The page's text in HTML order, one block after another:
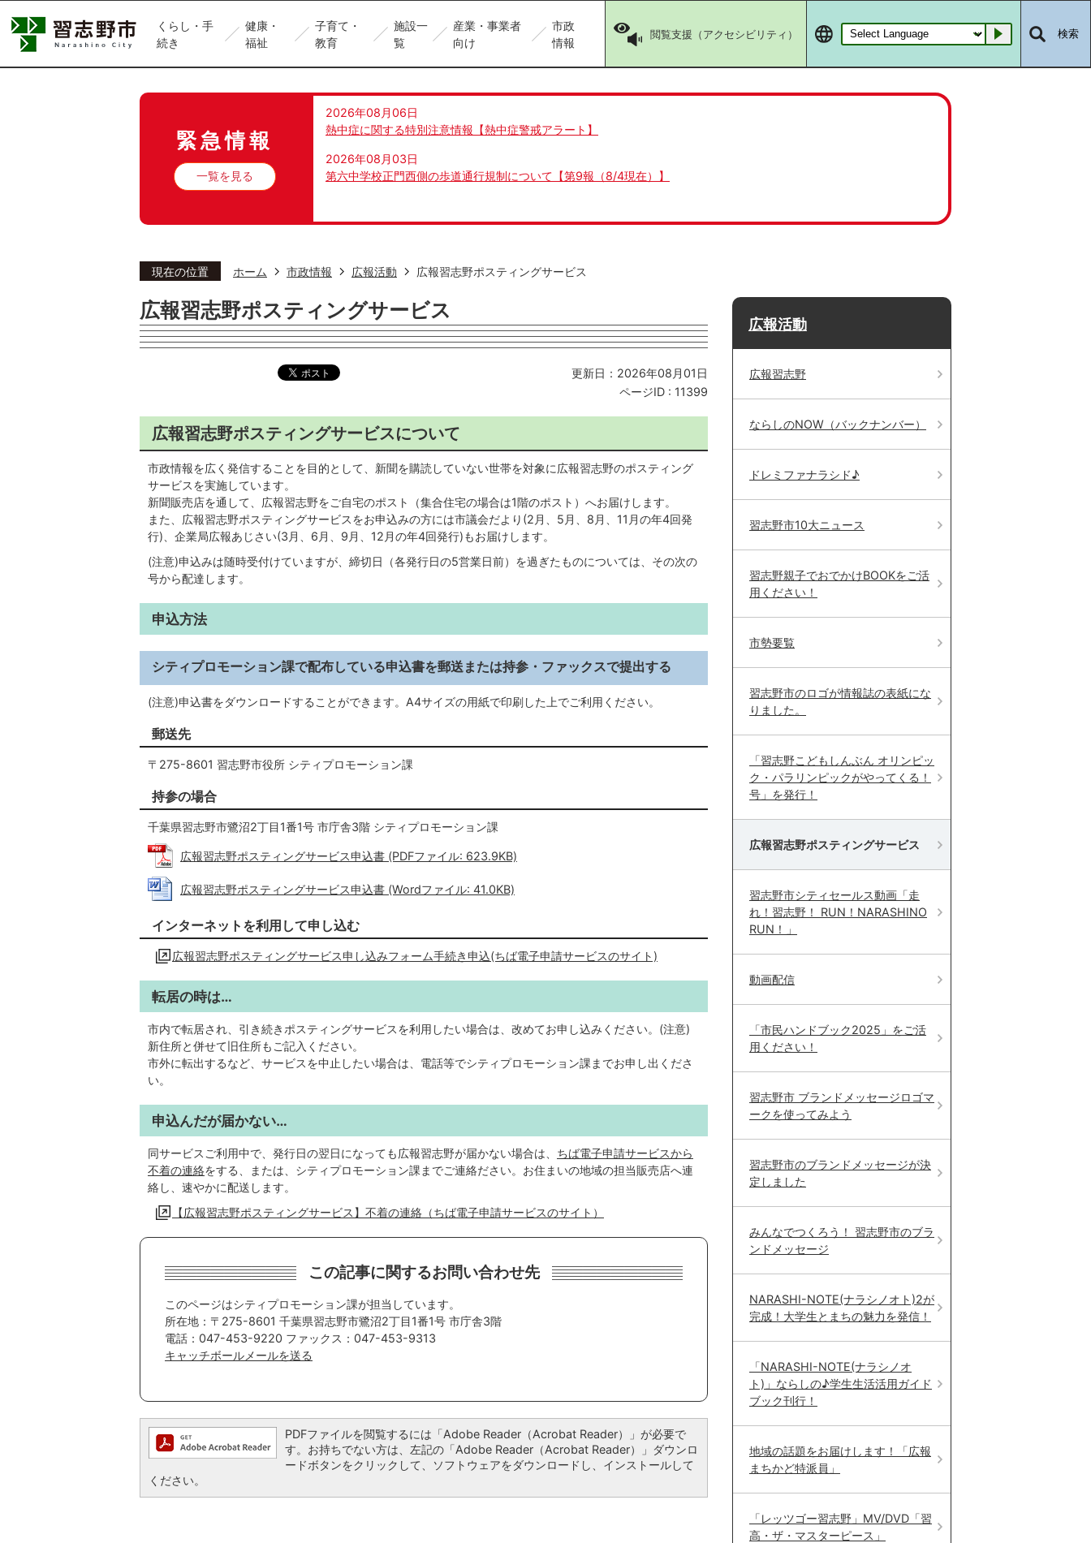
くらし・手
続き
健康・
福祉
子育て・
教育
施設一
覧
産業・事業者
向け
市政
情報
閲覧支援（アクセシビリティ） Go 検索
緊急情報
一覧を見る
2026年08月06日
熱中症に関する特別注意情報【熱中症警戒アラート】
2026年08月03日
第六中学校正門西側の歩道通行規制について【第9報（8/4現在）】
現在の位置 ホーム 市政情報 広報活動 広報習志野ポスティングサービス
広報習志野ポスティングサービス
更新日：2026年08月01日
ページID : 11399
広報習志野ポスティングサービスについて
市政情報を広く発信することを目的として、新聞を購読していない世帯を対象に広報習志野のポスティング
サービスを実施しています。
新聞販売店を通して、広報習志野をご自宅のポスト（集合住宅の場合は1階のポスト）へお届けします。
また、広報習志野ポスティングサービスをお申込みの方には市議会だより(2月、5月、8月、11月の年4回発
行)、企業局広報あじさい(3月、6月、9月、12月の年4回発行)もお届けします。
(注意)申込みは随時受付けていますが、締切日（各発行日の5営業日前）を過ぎたものについては、その次の
号から配達します。
申込方法
シティプロモーション課で配布している申込書を郵送または持参・ファックスで提出する
(注意)申込書をダウンロードすることができます。A4サイズの用紙で印刷した上でご利用ください。
郵送先
〒275-8601 習志野市役所 シティプロモーション課
持参の場合
千葉県習志野市鷺沼2丁目1番1号 市庁舎3階 シティプロモーション課
広報習志野ポスティングサービス申込書 (PDFファイル: 623.9KB)
広報習志野ポスティングサービス申込書 (Wordファイル: 41.0KB)
インターネットを利用して申し込む
広報習志野ポスティングサービス申し込みフォーム手続き申込(ちば電子申請サービスのサイト)
転居の時は…
市内で転居され、引き続きポスティングサービスを利用したい場合は、改めてお申し込みください。(注意)
新住所と併せて旧住所もご記入ください。
市外に転出するなど、サービスを中止したい場合は、電話等でシティプロモーション課までお申し出くださ
い。
申込んだが届かない…
同サービスご利用中で、発行日の翌日になっても広報習志野が届かない場合は、 ちば電子申請サービスから
不着の連絡をする、または、シティプロモーション課までご連絡ださい。お住まいの地域の担当販売店へ連
絡し、速やかに配送します。
【広報習志野ポスティングサービス】不着の連絡（ちば電子申請サービスのサイト）
この記事に関するお問い合わせ先
このページはシティプロモーション課が担当しています。
所在地：〒275-8601 千葉県習志野市鷺沼2丁目1番1号 市庁舎3階
電話：047-453-9220 ファックス：047-453-9313
キャッチボールメールを送る
PDFファイルを閲覧するには「Adobe Reader（Acrobat Reader）」が必要で
す。お持ちでない方は、左記の「Adobe Reader（Acrobat Reader）」ダウンロ
ードボタンをクリックして、ソフトウェアをダウンロードし、インストールして
ください。
広報活動
広報習志野
ならしのNOW（バックナンバー）
ドレミファナラシド♪
習志野市10大ニュース
習志野親子でおでかけBOOKをご活
用ください！
市勢要覧
習志野市のロゴが情報誌の表紙にな
りました。
「習志野こどもしんぶん オリンピッ
ク・パラリンピックがやってくる！
号」を発行！
広報習志野ポスティングサービス
習志野市シティセールス動画「走
れ！習志野！ RUN！NARASHINO
RUN！」
動画配信
「市民ハンドブック2025」をご活
用ください！
習志野市 ブランドメッセージロゴマ
ークを使ってみよう
習志野市のブランドメッセージが決
定しました
みんなでつくろう！ 習志野市のブラ
ンドメッセージ
NARASHI-NOTE(ナラシノオト)2が
完成！大学生とまちの魅力を発信！
「NARASHI-NOTE(ナラシノオ
ト)」ならしの♪学生生活活用ガイド
ブック刊行！
地域の話題をお届けします！「広報
まちかど特派員」
「レッツゴー習志野」MV/DVD「習
高・ザ・マスターピース」